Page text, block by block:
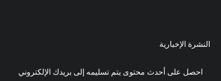
النشرة الإخبارية
احصل على أحدث محتوى يتم تسليمه إلى بريدك الإلكتروني